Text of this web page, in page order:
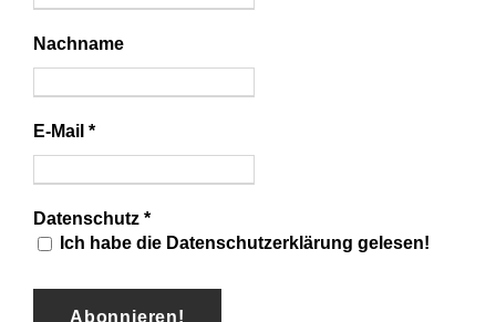
Nachname
E-Mail *
Datenschutz *
Ich habe die Datenschutzerklärung gelesen!